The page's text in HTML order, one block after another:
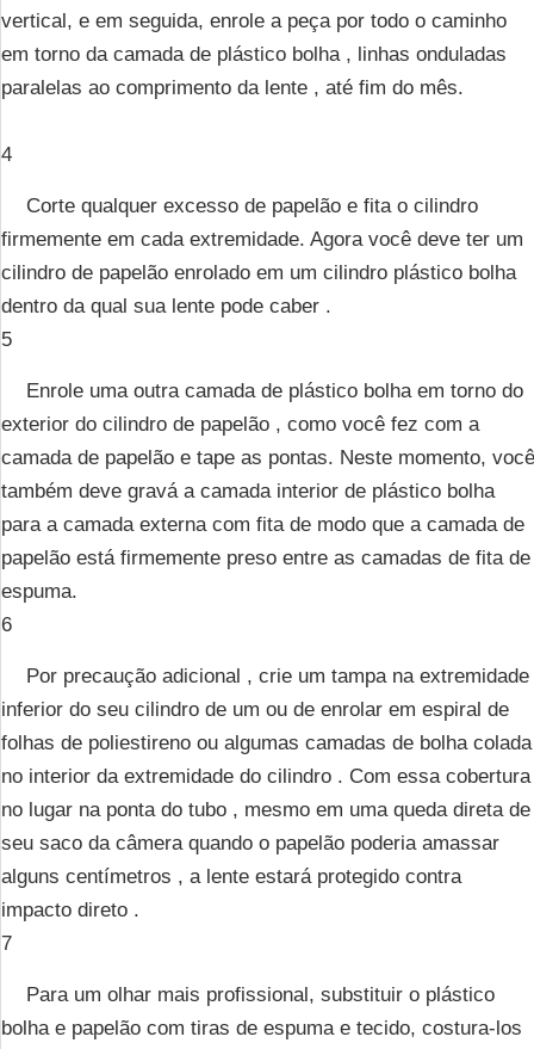
vertical, e em seguida, enrole a peça por todo o caminho
em torno da camada de plástico bolha , linhas onduladas
paralelas ao comprimento da lente , até fim do mês.
4
Corte qualquer excesso de papelão e fita o cilindro
firmemente em cada extremidade. Agora você deve ter um
cilindro de papelão enrolado em um cilindro plástico bolha
dentro da qual sua lente pode caber .
5
Enrole uma outra camada de plástico bolha em torno do
exterior do cilindro de papelão , como você fez com a
camada de papelão e tape as pontas. Neste momento, você
também deve gravá a camada interior de plástico bolha
para a camada externa com fita de modo que a camada de
papelão está firmemente preso entre as camadas de fita de
espuma.
6
Por precaução adicional , crie um tampa na extremidade
inferior do seu cilindro de um ou de enrolar em espiral de
folhas de poliestireno ou algumas camadas de bolha colada
no interior da extremidade do cilindro . Com essa cobertura
no lugar na ponta do tubo , mesmo em uma queda direta de
seu saco da câmera quando o papelão poderia amassar
alguns centímetros , a lente estará protegido contra
impacto direto .
7
Para um olhar mais profissional, substituir o plástico
bolha e papelão com tiras de espuma e tecido, costura-los